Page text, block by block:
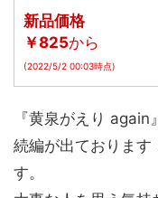
新品価格
￥825から
(2022/5/2 00:03時点)
『黄泉がえり again』
続編が出ておりま
す。